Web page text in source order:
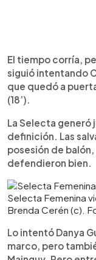
El tiempo corría,
siguió intentando
que quedó a
(18’).
La Selecta generó
definición. Las
posesión de
defendieron bien.
Selecta Femenina
Brenda Cerén (c).
Lo intentó Danya
marco, pero